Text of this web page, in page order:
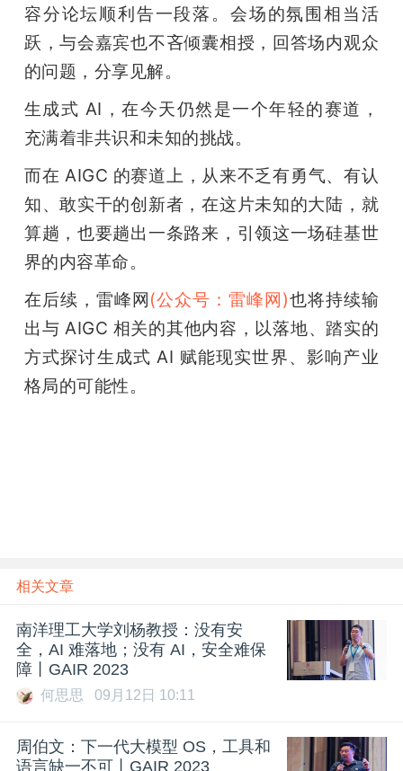
容分论坛顺利告一段落。会场的氛围相当活
跃，与会嘉宾也不吝倾囊相授，回答场内观众
的问题，分享见解。
生成式 AI，在今天仍然是一个年轻的赛道，
充满着非共识和未知的挑战。
而在 AIGC 的赛道上，从来不乏有勇气、有认
知、敢实干的创新者，在这片未知的大陆，就
算趟，也要趟出一条路来，引领这一场硅基世
界的内容革命。
在后续，雷峰网(公众号：雷峰网)也将持续输
出与 AIGC 相关的其他内容，以落地、踏实的
方式探讨生成式 AI 赋能现实世界、影响产业
格局的可能性。
相关文章
南洋理工大学刘杨教授：没有安
全，AI 难落地；没有 AI，安全难保
障丨GAIR 2023
何思思 09月12日 10:11
周伯文：下一代大模型 OS，工具和
语言缺一不可丨GAIR 2023